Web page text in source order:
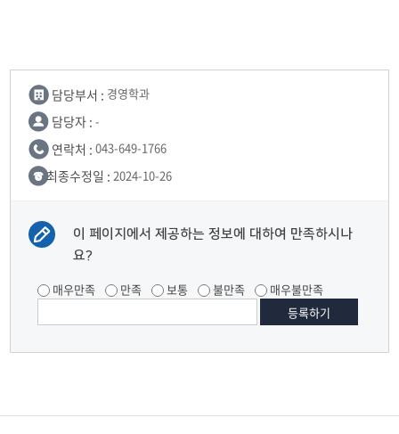
담당부서 : 경영학과
담당자 : -
연락처 : 043-649-1766
최종수정일 : 2024-10-26
이 페이지에서 제공하는 정보에 대하여 만족하시나
요?
매우만족 만족 보통 불만족 매우불만족